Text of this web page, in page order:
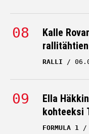
Kalle
RALLI
Ella
kohteeksi
FORMULA 1